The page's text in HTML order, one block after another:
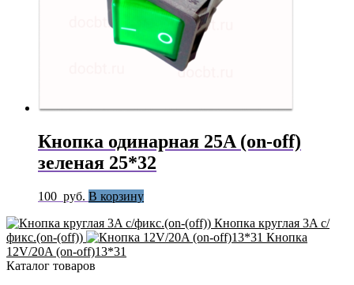
Кнопка одинарная 25A (on-off)
зеленая 25*32
100 руб. В корзину
Кнопка круглая 3A с/
фикс.(on-(off))
Кнопка
12V/20A (on-off)13*31
Каталог товаров